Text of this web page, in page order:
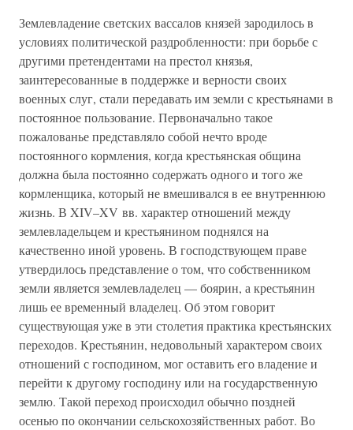
Землевладение светских вассалов князей зародилось в
условиях политической раздробленности: при борьбе с
другими претендентами на престол князья,
заинтересованные в поддержке и верности своих
военных слуг, стали передавать им земли с крестьянами в
постоянное пользование. Первоначально такое
пожалованье представляло собой нечто вроде
постоянного кормления, когда крестьянская община
должна была постоянно содержать одного и того же
кормленщика, который не вмешивался в ее внутреннюю
жизнь. В XIV–XV вв. характер отношений между
землевладельцем и крестьянином поднялся на
качественно иной уровень. В господствующем праве
утвердилось представление о том, что собственником
земли является землевладелец — боярин, а крестьянин
лишь ее временный владелец. Об этом говорит
существующая уже в эти столетия практика крестьянских
переходов. Крестьянин, недовольный характером своих
отношений с господином, мог оставить его владение и
перейти к другому господину или на государственную
землю. Такой переход происходил обычно поздней
осенью по окончании сельскохозяйственных работ. Во